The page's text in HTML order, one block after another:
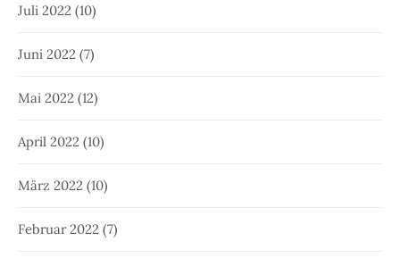
Juli 2022 (10)
Juni 2022 (7)
Mai 2022 (12)
April 2022 (10)
März 2022 (10)
Februar 2022 (7)